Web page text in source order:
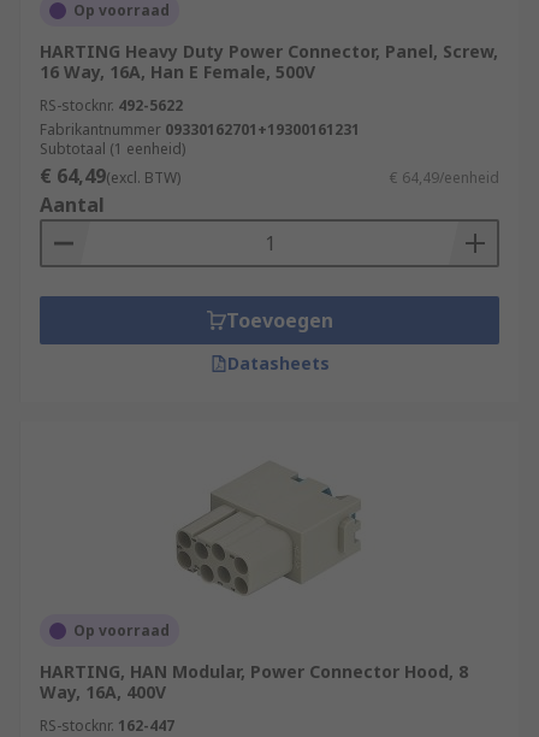
Op voorraad
HARTING Heavy Duty Power Connector, Panel, Screw,
16 Way, 16A, Han E Female, 500V
RS-stocknr. 492-5622
Fabrikantnummer 09330162701+19300161231
Subtotaal (1 eenheid)
€ 64,49(excl. BTW) € 64,49/eenheid
Aantal
Toevoegen
Datasheets
Op voorraad
HARTING, HAN Modular, Power Connector Hood, 8
Way, 16A, 400V
RS-stocknr. 162-447